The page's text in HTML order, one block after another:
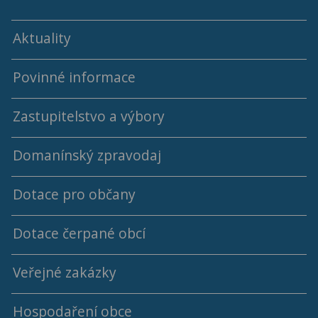
Aktuality
Povinné informace
Zastupitelstvo a výbory
Programy a usnesení ZO
Archív programů a usnesení ZO
Členové ZO
Jednací řád ZO
Výbory
Domanínský zpravodaj
Archiv Domanínského zpravodaje
Dotace pro občany
Dotace čerpané obcí
2018 - 2022
2014 - 2018
Veřejné zakázky
Hospodaření obce